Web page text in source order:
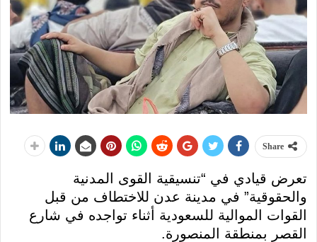
Share
تعرض قيادي في “تنسيقية القوى المدنية
والحقوقية” في مدينة عدن للاختطاف من قبل
القوات الموالية للسعودية أثناء تواجده في شارع
القصر بمنطقة المنصورة.